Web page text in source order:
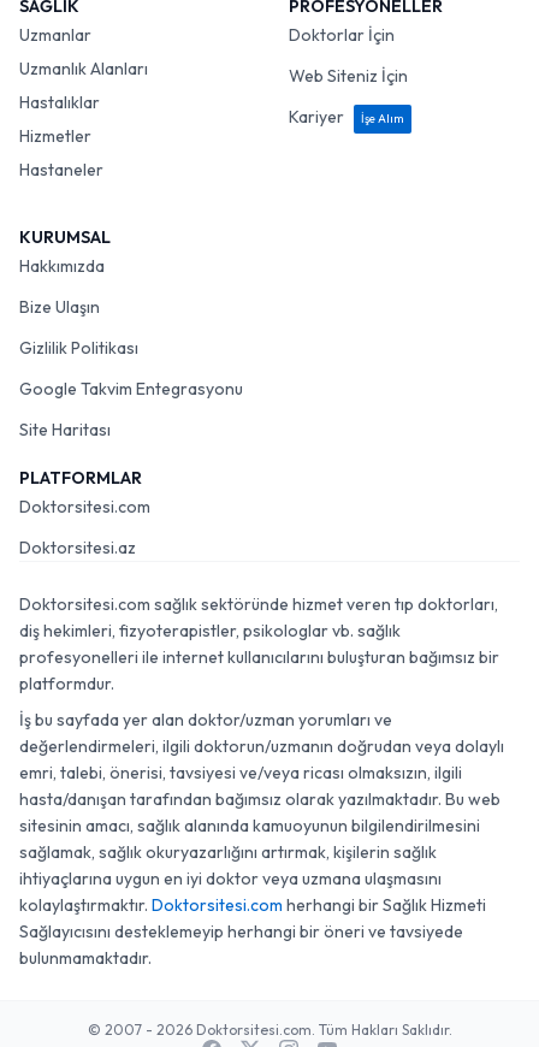
SAĞLIK
Uzmanlar
Uzmanlık Alanları
Hastalıklar
Hizmetler
Hastaneler
PROFESYONELLER
Doktorlar İçin
Web Siteniz İçin
Kariyer
İşe Alım
KURUMSAL
Hakkımızda
Bize Ulaşın
Gizlilik Politikası
Google Takvim Entegrasyonu
Site Haritası
PLATFORMLAR
Doktorsitesi.com
Doktorsitesi.az
Doktorsitesi.com sağlık sektöründe hizmet veren tıp doktorları,
diş hekimleri, fizyoterapistler, psikologlar vb. sağlık
profesyonelleri ile internet kullanıcılarını buluşturan bağımsız bir
platformdur.
İş bu sayfada yer alan doktor/uzman yorumları ve
değerlendirmeleri, ilgili doktorun/uzmanın doğrudan veya dolaylı
emri, talebi, önerisi, tavsiyesi ve/veya ricası olmaksızın, ilgili
hasta/danışan tarafından bağımsız olarak yazılmaktadır. Bu web
sitesinin amacı, sağlık alanında kamuoyunun bilgilendirilmesini
sağlamak, sağlık okuryazarlığını artırmak, kişilerin sağlık
ihtiyaçlarına uygun en iyi doktor veya uzmana ulaşmasını
kolaylaştırmaktır. Doktorsitesi.com herhangi bir Sağlık Hizmeti
Sağlayıcısını desteklemeyip herhangi bir öneri ve tavsiyede
bulunmamaktadır.
© 2007 - 2026 Doktorsitesi.com. Tüm Hakları Saklıdır.